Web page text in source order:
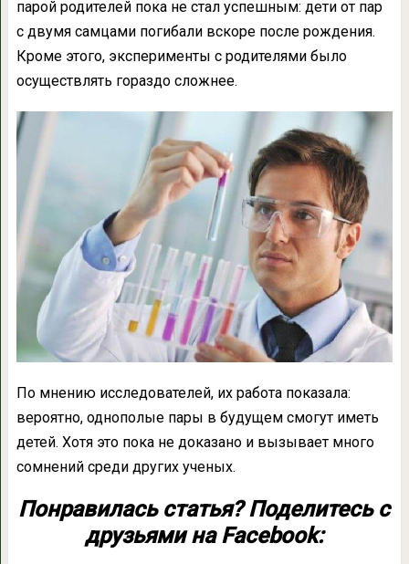
парой родителей пока не стал успешным: дети от пар
с двумя самцами погибали вскоре после рождения.
Кроме этого, эксперименты с родителями было
осуществлять гораздо сложнее.
По мнению исследователей, их работа показала:
вероятно, однополые пары в будущем смогут иметь
детей. Хотя это пока не доказано и вызывает много
сомнений среди других ученых.
Понравилась статья? Поделитесь с
друзьями на Facebook: